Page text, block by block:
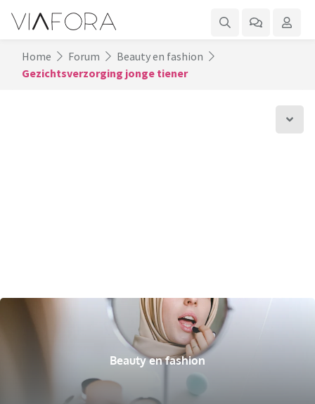
Home Forum
Beauty en fashion
Gezichtsverzorging jonge tiener
Beauty en fashion